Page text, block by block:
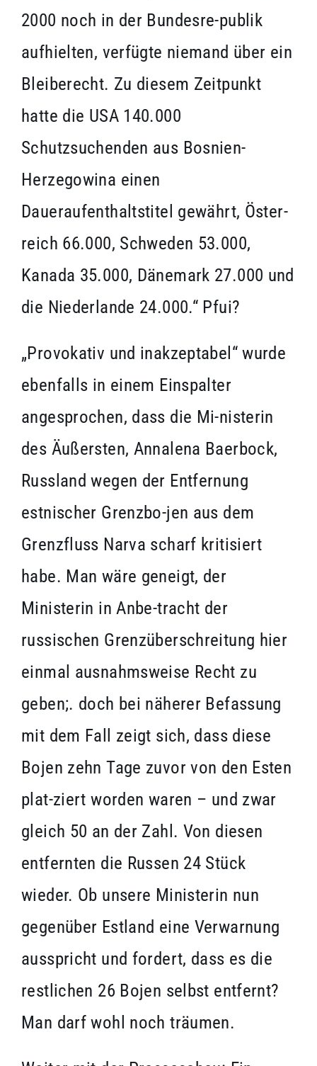
2000 noch in der Bundesre-publik
aufhielten, verfügte niemand über ein
Bleiberecht. Zu diesem Zeitpunkt
hatte die USA 140.000
Schutzsuchenden aus Bosnien-
Herzegowina einen
Daueraufenthaltstitel gewährt, Öster-
reich 66.000, Schweden 53.000,
Kanada 35.000, Dänemark 27.000 und
die Niederlande 24.000.“ Pfui?
„Provokativ und inakzeptabel“ wurde
ebenfalls in einem Einspalter
angesprochen, dass die Mi-nisterin
des Äußersten, Annalena Baerbock,
Russland wegen der Entfernung
estnischer Grenzbo-jen aus dem
Grenzfluss Narva scharf kritisiert
habe. Man wäre geneigt, der
Ministerin in Anbe-tracht der
russischen Grenzüberschreitung hier
einmal ausnahmsweise Recht zu
geben;. doch bei näherer Befassung
mit dem Fall zeigt sich, dass diese
Bojen zehn Tage zuvor von den Esten
plat-ziert worden waren – und zwar
gleich 50 an der Zahl. Von diesen
entfernten die Russen 24 Stück
wieder. Ob unsere Ministerin nun
gegenüber Estland eine Verwarnung
ausspricht und fordert, dass es die
restlichen 26 Bojen selbst entfernt?
Man darf wohl noch träumen.